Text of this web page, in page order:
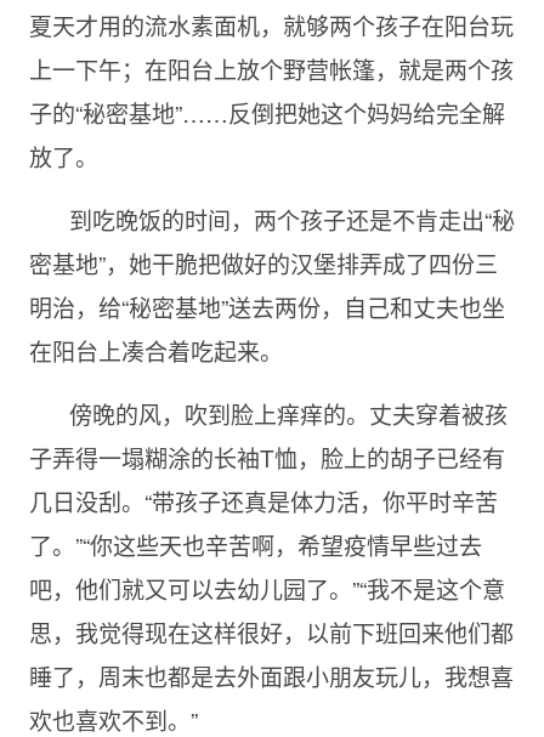
夏天才用的流水素面机，就够两个孩子在阳台玩
上一下午；在阳台上放个野营帐篷，就是两个孩
子的“秘密基地”……反倒把她这个妈妈给完全解
放了。
到吃晚饭的时间，两个孩子还是不肯走出“秘
密基地”，她干脆把做好的汉堡排弄成了四份三
明治，给“秘密基地”送去两份，自己和丈夫也坐
在阳台上凑合着吃起来。
傍晚的风，吹到脸上痒痒的。丈夫穿着被孩
子弄得一塌糊涂的长袖T恤，脸上的胡子已经有
几日没刮。“带孩子还真是体力活，你平时辛苦
了。”“你这些天也辛苦啊，希望疫情早些过去
吧，他们就又可以去幼儿园了。”“我不是这个意
思，我觉得现在这样很好，以前下班回来他们都
睡了，周末也都是去外面跟小朋友玩儿，我想喜
欢也喜欢不到。”